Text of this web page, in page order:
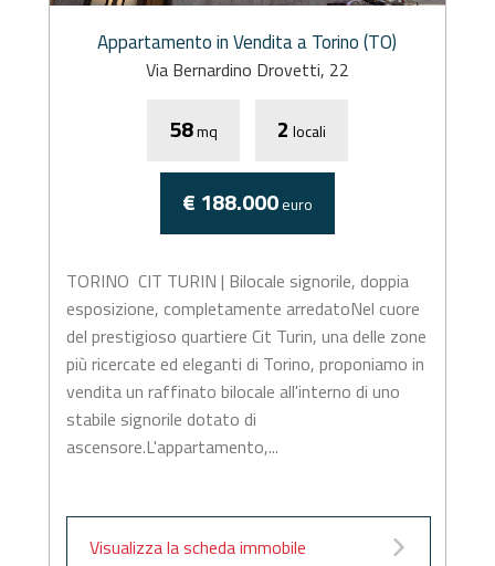
Appartamento in Vendita a Torino (TO)
Via Bernardino Drovetti, 22
58mq 2 locali
€ 188.000euro
TORINO  CIT TURIN | Bilocale signorile, doppia
esposizione, completamente arredatoNel cuore
del prestigioso quartiere Cit Turin, una delle zone
più ricercate ed eleganti di Torino, proponiamo in
vendita un raffinato bilocale all'interno di uno
stabile signorile dotato di
ascensore.L'appartamento,...
Visualizza la scheda immobile